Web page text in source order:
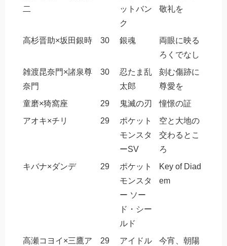
二
ットバン
ク
敬礼を
高杉晋助×坂田銀時 30 銀魂
両眼に映る
ろくでなし
雑渡昆奈門×諸泉尊
奈門
30
忍たま乱
太郎
刻む傷跡に
尊愛を
童磨×猗窩座
29 鬼滅の刃
憧憬の証
アオキ×チリ
29
ポケット
モンスタ
ーSV
空と大地の
交わるとこ
ろ
キバナ×ダンデ
29
ポケット
モンスタ
ー ソー
ド・シー
ルド
Key of Diad
em
高瀬コヨイ×三鷹ア 29 アイドル 今宵、朝陽